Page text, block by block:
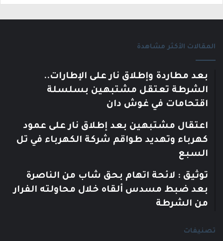
المقالات الأكثر مشاهدة
بعد مطاردة وإطلاق نار على الإطارات..
الشرطة تعتقل مشتبهين بسلسلة
اقتحامات في غوش دان
اعتقال مشتبهين بعد إطلاق نار على عمود
كهرباء وتهديد طواقم شركة الكهرباء في تل
السبع
توثيق : لائحة اتهام بحق شاب من الناصرة
بعد ضبط مسدس ألقاه خلال محاولته الفرار
من الشرطة
تصنيفات